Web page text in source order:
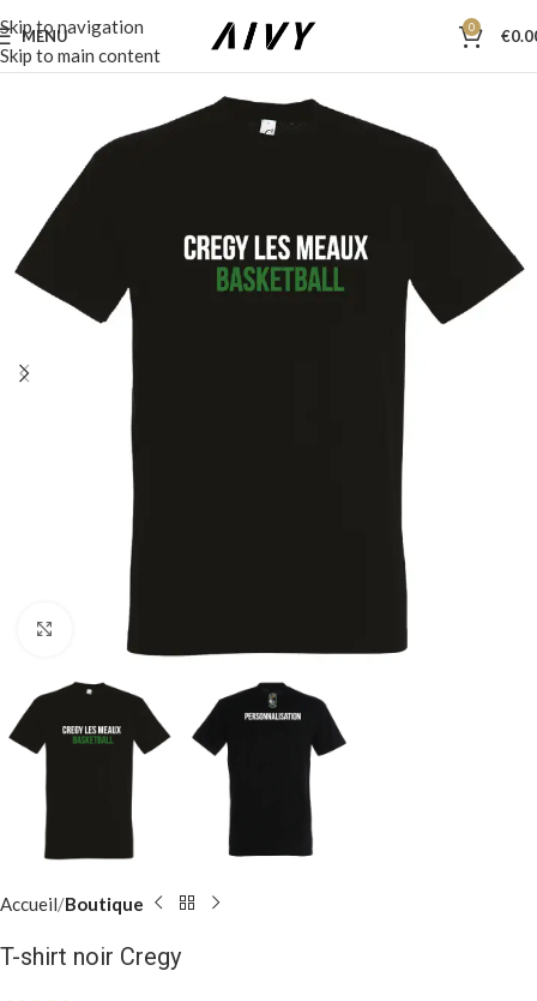
Skip to navigation
Skip to main content
MENU 0 €
Click to enlarge
Accueil Boutique
T-shirt noir Cregy